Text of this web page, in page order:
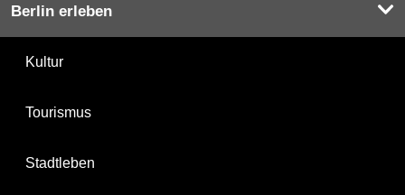
Berlin erleben
Kultur
Tourismus
Stadtleben